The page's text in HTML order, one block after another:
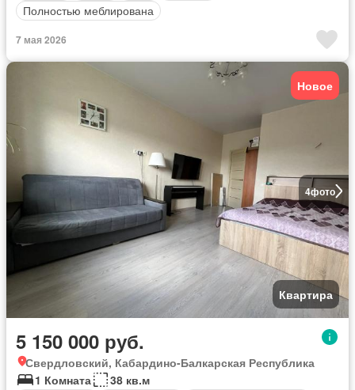
Полностью меблирована
7 мая 2026
4фото
Новое
Квартира
5 150 000 руб.
Свердловский, Кабардино-Балкарская Республика
1 Комната
38 кв.м